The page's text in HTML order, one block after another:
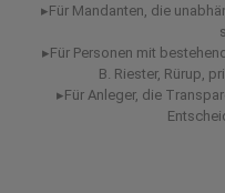
▸Für Mandanten, die
▸Für Personen mit
B. Riester, Rürup,
▸Für Anleger, die